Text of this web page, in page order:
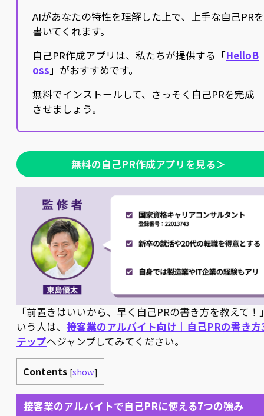
AIがあなたの特性を理解した上で、上手な自己PRを
書いてくれます。
自己PR作成アプリは、私たちが提供する「HelloB
oss 」がおすすめです。
無料でインストールして、さっそく自己PRを完成
させましょう。
無料の自己PR作成アプリを見る＞
「前置きはいいから、早く自己PRの書き方を教えて！
いう人は、 接客業のアルバイト向け｜自己PRの書き方
テップへジャンプしてみてください。
Contents [show]
接客業のアルバイトで自己PRに使える7つの強み